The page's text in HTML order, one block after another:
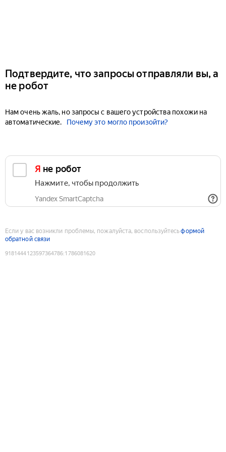
Подтвердите, что запросы отправляли вы, а
не робот
Нам очень жаль, но запросы с вашего устройства похожи на
автоматические.
Почему это могло произойти?
Я не робот
Нажмите, чтобы продолжить
Yandex SmartCaptcha
Если у вас возникли проблемы, пожалуйста, воспользуйтесьформой
обратной связи
9181444123597364786:1786081620